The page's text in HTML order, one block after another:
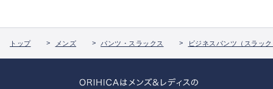
トップ メンズ パンツ・スラックス ビジネスパンツ（スラッ